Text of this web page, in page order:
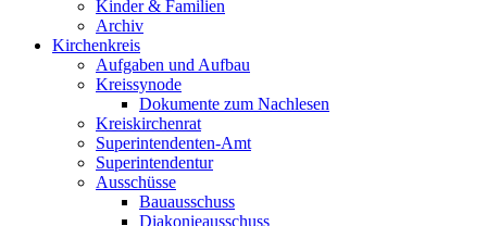
Kinder & Familien
Archiv
Kirchenkreis
Aufgaben und Aufbau
Kreissynode
Dokumente zum Nachlesen
Kreiskirchenrat
Superintendenten-Amt
Superintendentur
Ausschüsse
Bauausschuss
Diakonieausschuss